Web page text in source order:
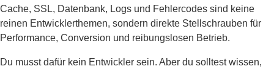
Cache, SSL, Datenbank, Logs und Fehlercodes sind keine
reinen Entwicklerthemen, sondern direkte Stellschrauben für
Performance, Conversion und reibungslosen Betrieb.
Du musst dafür kein Entwickler sein. Aber du solltest wissen,